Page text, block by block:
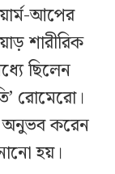
আপের
শারীরিক
ছিলেন
রোমেরো।
অনুভব করেন
হয়।